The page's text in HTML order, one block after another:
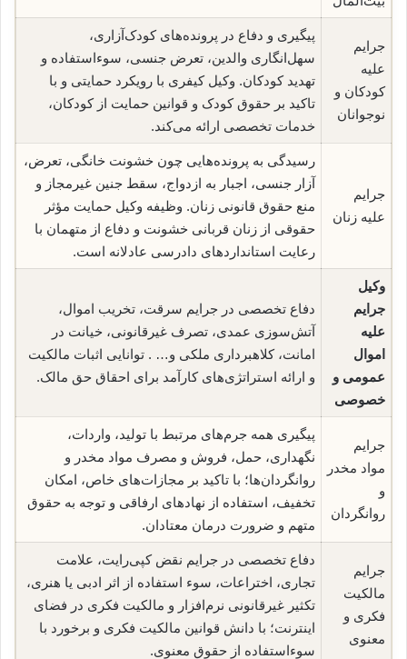
جرایم
علیه
کودکان و
نوجوانان
پیگیری و دفاع در پرونده‌های کودک‌آزاری،
سهل‌انگاری والدین، تعرض جنسی، سوءاستفاده و
تهدید کودکان. وکیل کیفری با رویکرد حمایتی و با
تاکید بر حقوق کودک و قوانین حمایت از کودکان،
خدمات تخصصی ارائه می‌کند.
جرایم
علیه زنان
رسیدگی به پرونده‌هایی چون خشونت خانگی، تعرض،
آزار جنسی، اجبار به ازدواج، سقط جنین غیرمجاز و
منع حقوق قانونی زنان. وظیفه وکیل حمایت مؤثر
حقوقی از زنان قربانی خشونت و دفاع از متهمان با
رعایت استانداردهای دادرسی عادلانه است.
وکیل
جرایم
علیه
اموال
عمومی و
خصوصی
دفاع تخصصی در جرایم سرقت، تخریب اموال،
آتش‌سوزی عمدی، تصرف غیرقانونی، خیانت در
امانت، کلاهبرداری ملکی و… . توانایی اثبات مالکیت
و ارائه استراتژی‌های کارآمد برای احقاق حق مالک.
جرایم
مواد مخدر
و
روانگردان
پیگیری همه جرم‌های مرتبط با تولید، واردات،
نگهداری، حمل، فروش و مصرف مواد مخدر و
روانگردان‌ها؛ با تاکید بر مجازات‌های خاص، امکان
تخفیف، استفاده از نهادهای ارفاقی و توجه به حقوق
متهم و ضرورت درمان معتادان.
جرایم
مالکیت
فکری و
معنوی
دفاع تخصصی در جرایم نقض کپی‌رایت، علامت
تجاری، اختراعات، سوء استفاده از اثر ادبی یا هنری،
تکثیر غیرقانونی نرم‌افزار و مالکیت فکری در فضای
اینترنت؛ با دانش قوانین مالکیت فکری و برخورد با
سوء‌استفاده از حقوق معنوی.